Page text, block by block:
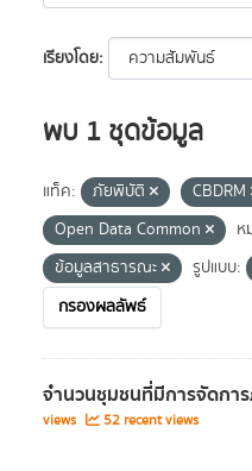
เรียงโดย
พบ 1 ชุดข้อมูล
แท็ค: ภัยพิบัติ CBDRM
Open Data Common
ห
ข้อมูลสาธารณะ
รูปแบบ:
กรองผลลัพธ์
จำนวนชุมชนที่มีการจัดกา
views
52 recent views